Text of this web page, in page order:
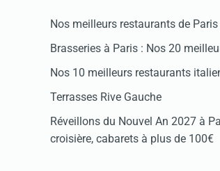
Nos meilleurs restaurants de
Brasseries à Paris : Nos 20
Nos 10 meilleurs restaurants
Terrasses Rive Gauche
Réveillons du Nouvel An 2027 à
croisière, cabarets à plus de 100€